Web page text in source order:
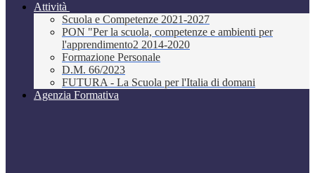
Attività
Scuola e Competenze 2021-2027
PON "Per la scuola, competenze e ambienti per
l'apprendimento2 2014-2020
Formazione Personale
D.M. 66/2023
FUTURA - La Scuola per l'Italia di domani
Agenzia Formativa